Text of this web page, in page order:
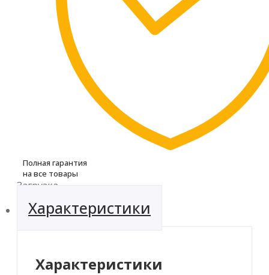
Полная гарантия
на все товары
Загрузка...
Характеристики
Характеристики